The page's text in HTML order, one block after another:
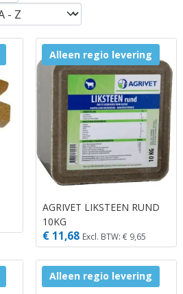
Alleen regio levering
AGRIVET LIKSTEEN RUND
10KG
€ 11,68 Excl. BTW: € 9,65
Alleen regio levering